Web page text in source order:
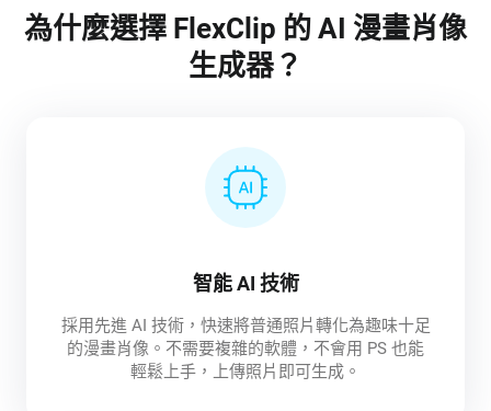
為什麼選擇 FlexClip 的 AI 漫畫肖像
生成器？
智能 AI 技術
採用先進 AI 技術，快速將普通照片轉化為趣味十足
的漫畫肖像。不需要複雜的軟體，不會用 PS 也能
輕鬆上手，上傳照片即可生成。